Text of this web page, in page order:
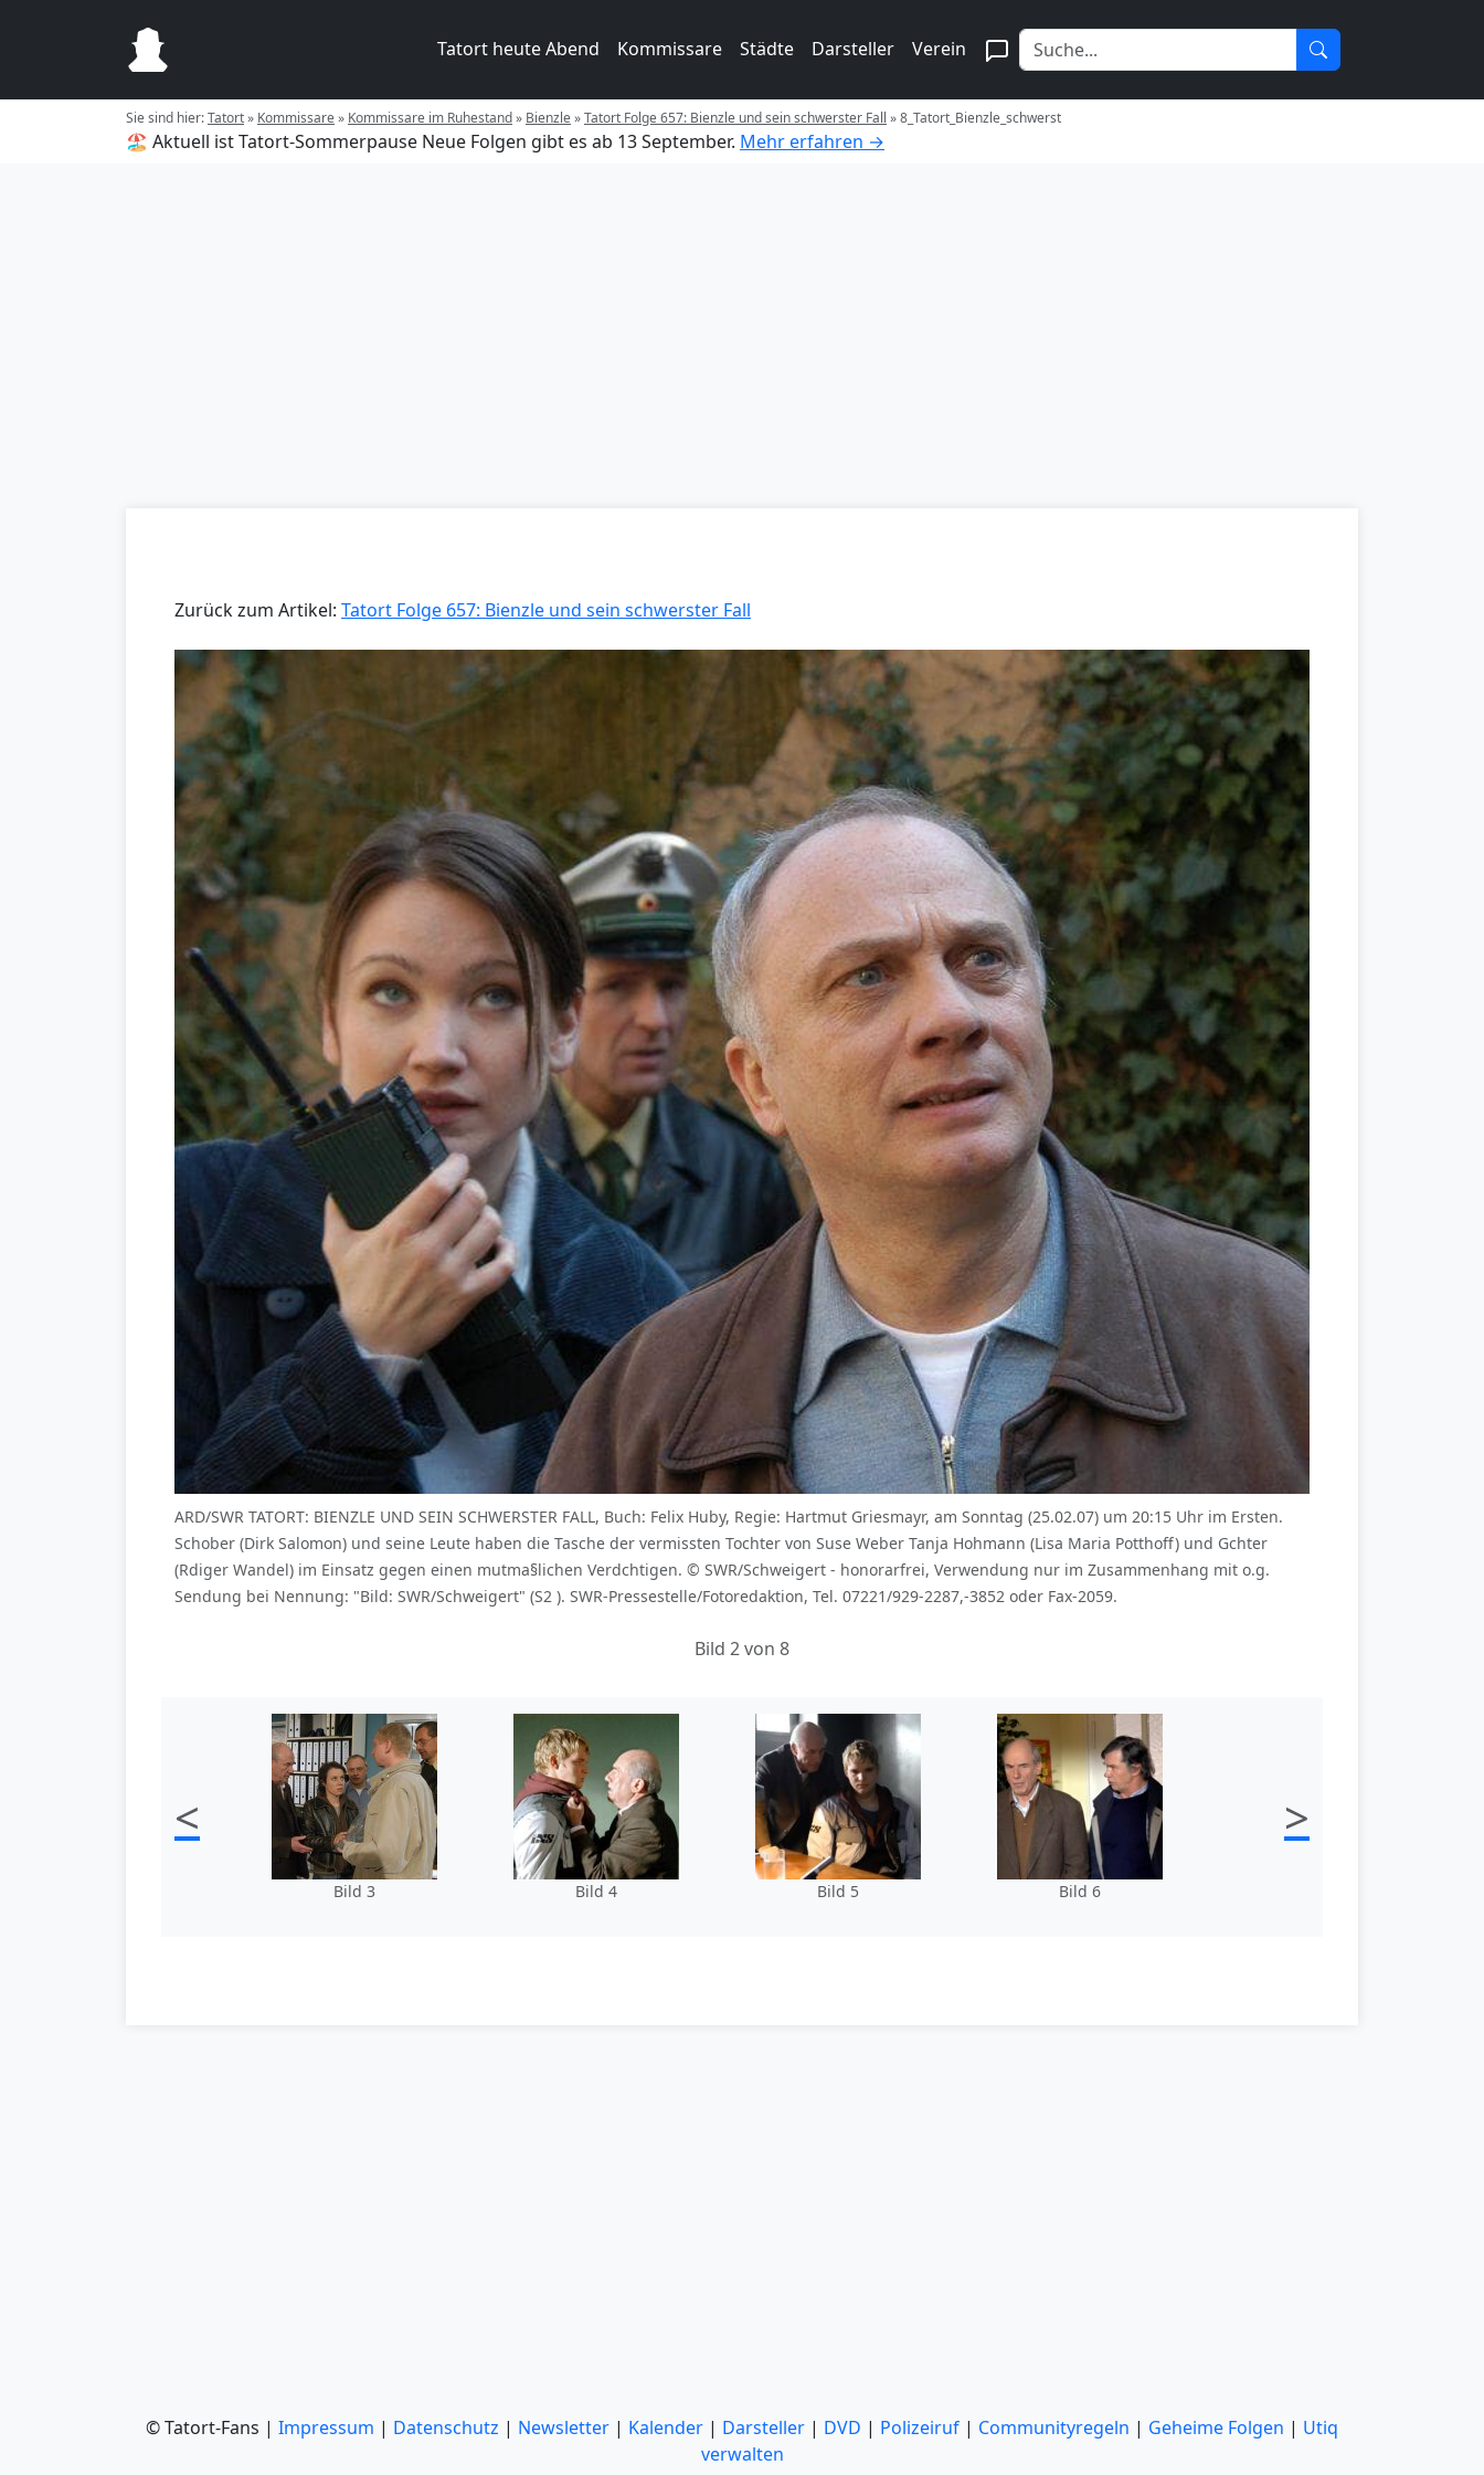
Tatort heute Abend Kommissare Städte Darsteller Verein
Sie sind hier:Tatort» Kommissare» Kommissare im Ruhestand» Bienzle»Tatort Folge 657: Bienzle und sein schwerster Fall »8_Tatort_Bienzle_schwerst
🏖️ Aktuell ist Tatort-Sommerpause Neue Folgen gibt es ab 13 September. Mehr erfahren →
Zurück zum Artikel: Tatort Folge 657: Bienzle und sein schwerster Fall
ARD/SWR TATORT: BIENZLE UND SEIN SCHWERSTER FALL, Buch: Felix Huby, Regie: Hartmut Griesmayr, am Sonntag (25.02.07) um 20:15 Uhr im Ersten.
Schober (Dirk Salomon) und seine Leute haben die Tasche der vermissten Tochter von Suse Weber Tanja Hohmann (Lisa Maria Potthoff) und Gchter
(Rdiger Wandel) im Einsatz gegen einen mutma§lichen Verdchtigen. © SWR/Schweigert - honorarfrei, Verwendung nur im Zusammenhang mit o.g.
Sendung bei Nennung: "Bild: SWR/Schweigert" (S2 ). SWR-Pressestelle/Fotoredaktion, Tel. 07221/929-2287,-3852 oder Fax-2059.
Bild 2 von 8
<
Bild 3 Bild 4 Bild 5 Bild 6
>
© Tatort-Fans | Impressum | Datenschutz | Newsletter | Kalender | Darsteller | DVD | Polizeiruf | Communityregeln | Geheime Folgen | Utiq
verwalten